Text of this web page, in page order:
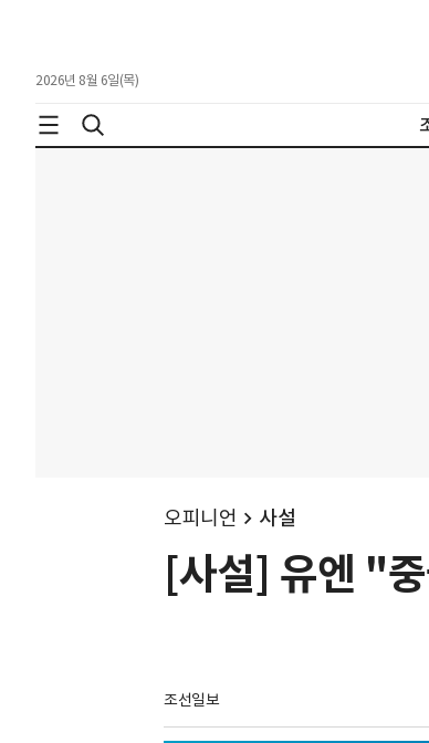
2026년 8월 6일(목)
오피니언 사설
[사설] 유엔 "
조선일보